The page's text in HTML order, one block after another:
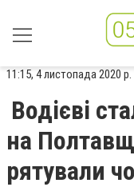
11:15, 4 листопада 2020 р.
Водієві
на
рятували